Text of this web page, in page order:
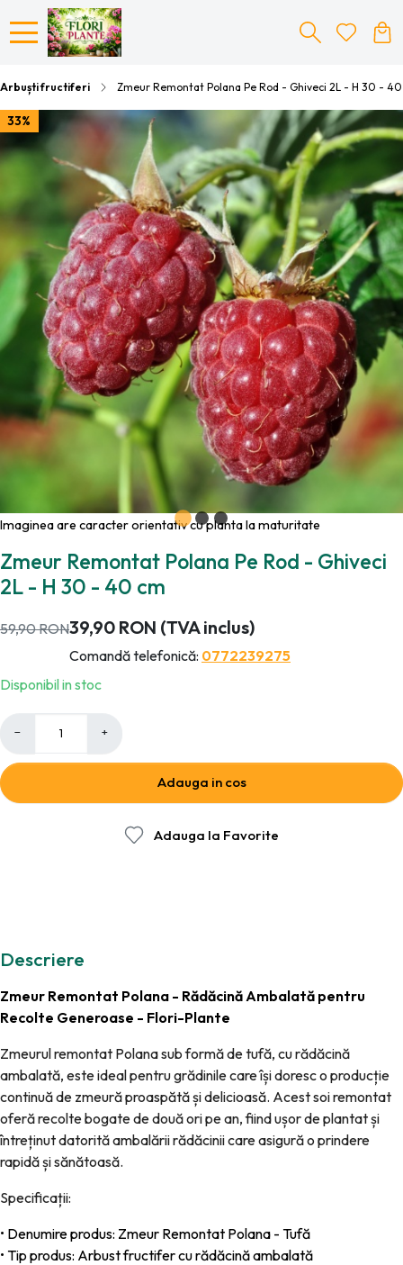
Arbuști fructiferi Zmeur Remontat Polana Pe Rod - Ghiveci 2L - H 30 -
33%
Imaginea are caracter orientativ cu planta la maturitate
Zmeur Remontat Polana Pe Rod - Ghiveci
2L - H 30 - 40 cm
39,90 RON (TVA inclus)
Comandă telefonică: 0772239275
59,90RON
Disponibil in stoc
− +
Adauga in cos
Adauga la Favorite
Descriere
Zmeur Remontat Polana - Rădăcină Ambalată pentru
Recolte Generoase - Flori-Plante
Zmeurul remontat Polana sub formă de tufă, cu rădăcină
ambalată, este ideal pentru grădinile care își doresc o producție
continuă de zmeură proaspătă și delicioasă. Acest soi remontat
oferă recolte bogate de două ori pe an, fiind ușor de plantat și
întreținut datorită ambalării rădăcinii care asigură o prindere
rapidă și sănătoasă.
Specificații:
• Denumire produs: Zmeur Remontat Polana - Tufă
• Tip produs: Arbust fructifer cu rădăcină ambalată